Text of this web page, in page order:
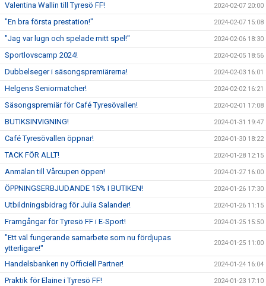
Valentina Wallin till Tyresö FF! 2024-02-07 20:00
"En bra första prestation!" 2024-02-07 15:08
"Jag var lugn och spelade mitt spel!" 2024-02-06 18:30
Sportlovscamp 2024! 2024-02-05 18:56
Dubbelseger i säsongspremiärerna! 2024-02-03 16:01
Helgens Seniormatcher! 2024-02-02 16:21
Säsongspremiär för Café Tyresövallen! 2024-02-01 17:08
BUTIKSINVIGNING! 2024-01-31 19:47
Café Tyresövallen öppnar! 2024-01-30 18:22
TACK FÖR ALLT! 2024-01-28 12:15
Anmälan till Vårcupen öppen! 2024-01-27 16:00
ÖPPNINGSERBJUDANDE 15% I BUTIKEN! 2024-01-26 17:30
Utbildningsbidrag för Julia Salander! 2024-01-26 11:15
Framgångar för Tyresö FF i E-Sport! 2024-01-25 15:50
"Ett väl fungerande samarbete som nu fördjupas
ytterligare!"
2024-01-25 11:00
Handelsbanken ny Officiell Partner! 2024-01-24 16:04
Praktik för Elaine i Tyresö FF! 2024-01-23 17:10